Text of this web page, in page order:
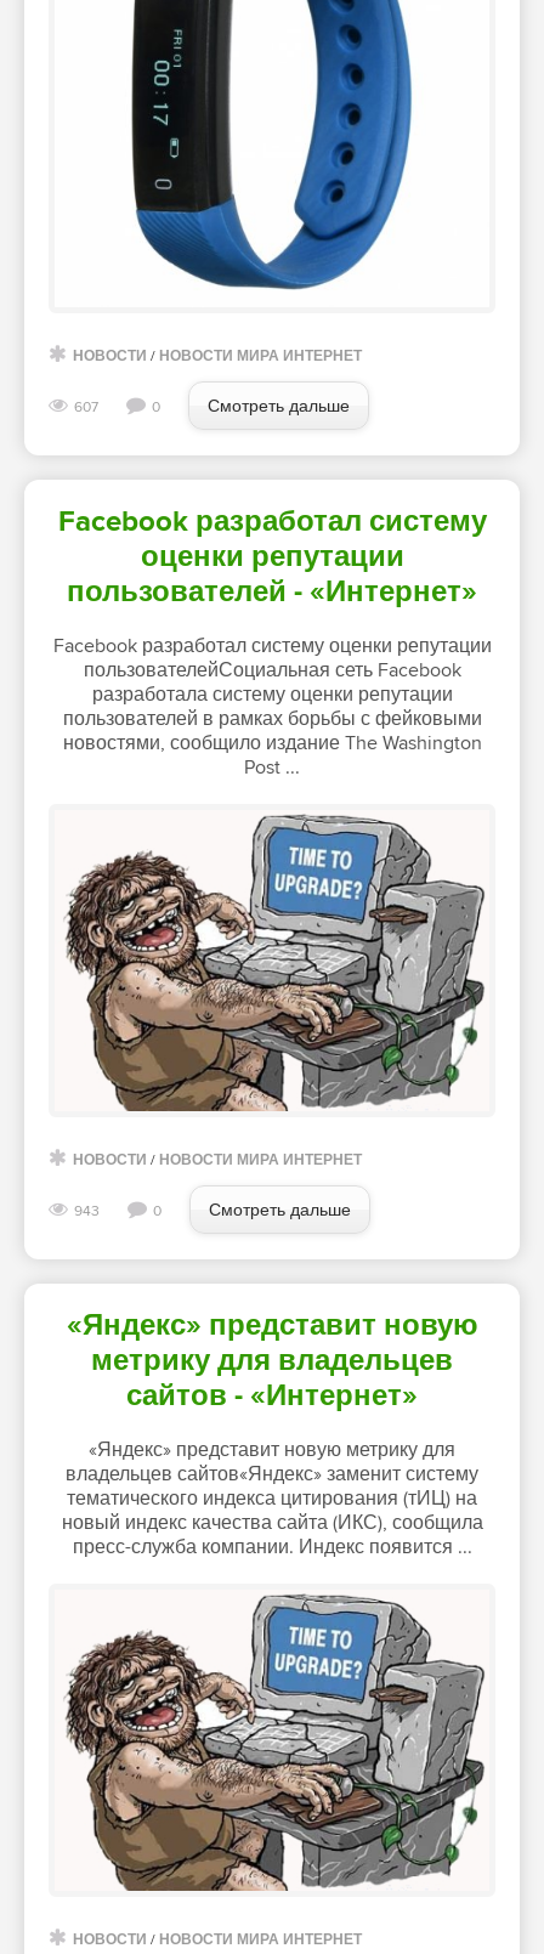
НОВОСТИ / НОВОСТИ МИРА ИНТЕРНЕТ
607 0 Смотреть дальше
Facebook разработал систему
оценки репутации
пользователей - «Интернет»
Facebook разработал систему оценки репутации
пользователейСоциальная сеть Facebook
разработала систему оценки репутации
пользователей в рамках борьбы с фейковыми
новостями, сообщило издание The Washington
Post ...
НОВОСТИ / НОВОСТИ МИРА ИНТЕРНЕТ
943 0 Смотреть дальше
«Яндекс» представит новую
метрику для владельцев
сайтов - «Интернет»
«Яндекс» представит новую метрику для
владельцев сайтов«Яндекс» заменит систему
тематического индекса цитирования (тИЦ) на
новый индекс качества сайта (ИКС), сообщила
пресс-служба компании. Индекс появится ...
НОВОСТИ / НОВОСТИ МИРА ИНТЕРНЕТ